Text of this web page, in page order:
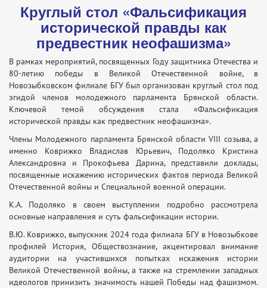
Круглый стол «Фальсификация
исторической правды как
предвестник неофашизма»
В рамках мероприятий, посвященных Году защитника Отечества и
80-летию победы в Великой Отечественной войне, в
Новозыбковском филиале БГУ был организован круглый стол под
эгидой членов молодежного парламента Брянской области.
Ключевой темой обсуждения стала «Фальсификация
исторической правды как предвестник неофашизма».
Члены Молодежного парламента Брянской области VIII созыва, а
именно Коврижко Владислав Юрьевич, Подоляко Кристина
Александровна и Прокофьева Дарина, представили доклады,
посвященные искажению исторических фактов периода Великой
Отечественной войны и Специальной военной операции.
К.А. Подоляко в своем выступлении подробно рассмотрела
основные направления и суть фальсификации истории.
В.Ю. Коврижко, выпускник 2024 года филиала БГУ в Новозыбкове
профилей История, Обществознание, акцентировал внимание
аудитории на участившихся попытках искажения истории
Великой Отечественной войны, а также на стремлении западных
идеологов принизить значимость нашей Победы над фашизмом.